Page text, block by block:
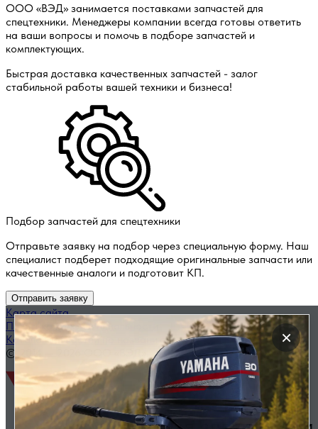
ООО «ВЭД» занимается поставками запчастей для
спецтехники. Менеджеры компании всегда готовы ответить
на ваши вопросы и помочь в подборе запчастей и
комплектующих.
Быстрая доставка качественных запчастей - залог
стабильной работы вашей техники и бизнеса!
Подбор запчастей для спецтехники
Отправьте заявку на подбор через специальную форму. Наш
специалист подберет подходящие оригинальные запчасти или
качественные аналоги и подготовит КП.
Отправить заявку
×
Карта сайта
Политика конфиденциальности
Каталог запчастей по названию
© 2014 — 2026 ООО «ВЭД»